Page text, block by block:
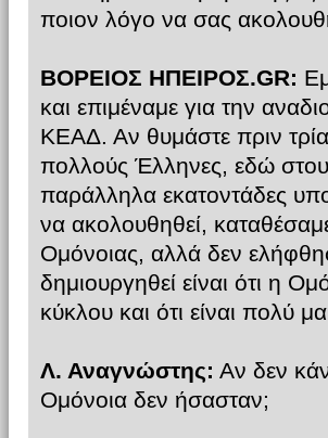
ποιον λόγο να σας
ΒΟΡΕΙΟΣ ΗΠΕΙΡΟΣ.GR:
και επιμέναμε για την
ΚΕΑΔ. Αν θυμάστε πριν τρία
πολλούς Έλληνες, εδώ
παράλληλα εκατοντάδες
να ακολουθηθεί,
Ομόνοιας, αλλά δεν
δημιουργηθεί είναι ότι η
κύκλου και ότι είναι πολύ
Λ. Αναγνώστης: Αν δεν
Ομόνοια δεν ήσασταν;